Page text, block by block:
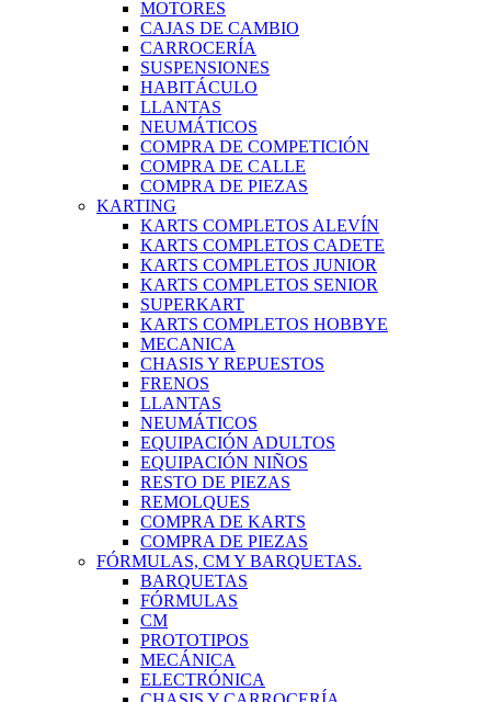
MOTORES
CAJAS DE CAMBIO
CARROCERÍA
SUSPENSIONES
HABITÁCULO
LLANTAS
NEUMÁTICOS
COMPRA DE COMPETICIÓN
COMPRA DE CALLE
COMPRA DE PIEZAS
KARTING
KARTS COMPLETOS ALEVÍN
KARTS COMPLETOS CADETE
KARTS COMPLETOS JUNIOR
KARTS COMPLETOS SENIOR
SUPERKART
KARTS COMPLETOS HOBBYE
MECANICA
CHASIS Y REPUESTOS
FRENOS
LLANTAS
NEUMÁTICOS
EQUIPACIÓN ADULTOS
EQUIPACIÓN NIÑOS
RESTO DE PIEZAS
REMOLQUES
COMPRA DE KARTS
COMPRA DE PIEZAS
FÓRMULAS, CM Y BARQUETAS.
BARQUETAS
FÓRMULAS
CM
PROTOTIPOS
MECÁNICA
ELECTRÓNICA